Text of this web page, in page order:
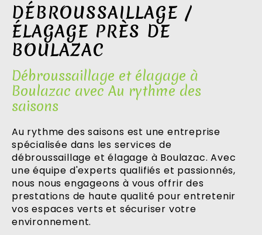
DÉBROUSSAILLAGE /
ÉLAGAGE PRÈS DE
BOULAZAC
Débroussaillage et élagage à
Boulazac avec Au rythme des
saisons
Au rythme des saisons est une entreprise
spécialisée dans les services de
débroussaillage et élagage à Boulazac. Avec
une équipe d'experts qualifiés et passionnés,
nous nous engageons à vous offrir des
prestations de haute qualité pour entretenir
vos espaces verts et sécuriser votre
environnement.